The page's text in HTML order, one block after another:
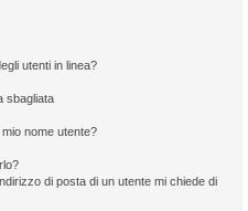
utenti in linea?
sbagliata
nome utente?
di posta di un utente mi chiede di